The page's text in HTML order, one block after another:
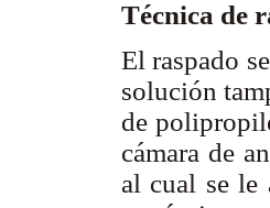
Técnica de
El raspado
solución
de
cámara de
al cual se le